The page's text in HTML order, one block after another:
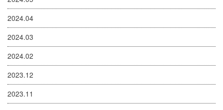
2024.04
2024.03
2024.02
2023.12
2023.11